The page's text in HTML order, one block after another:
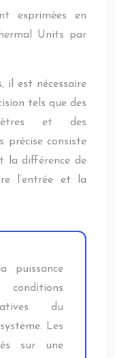
exprimées en
Units par
il est nécessaire
tels que des
et des
précise consiste
la différence de
l’entrée et la
puissance
conditions
du
Les
sur une